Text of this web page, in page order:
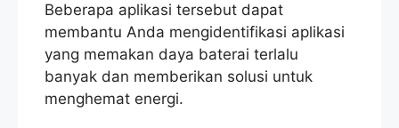
Beberapa aplikasi tersebut dapat
membantu Anda mengidentifikasi aplikasi
yang memakan daya baterai terlalu
banyak dan memberikan solusi untuk
menghemat energi.